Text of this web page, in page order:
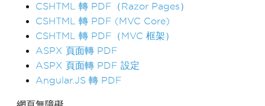
CSHTML 轉 PDF（Razor Pages）
CSHTML 轉 PDF (MVC Core)
CSHTML 轉 PDF（MVC 框架）
ASPX 頁面轉 PDF
ASPX 頁面轉 PDF 設定
Angular.JS 轉 PDF